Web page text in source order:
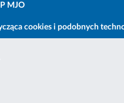
MJO
cookies i podobnych